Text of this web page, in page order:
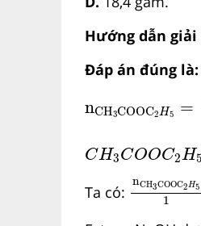
Hướng dẫn giải
Đáp án đúng là:
nCH3COOC2H5 =
CH3COOC2H5
Ta có:
nCH3COOC2 H5
1
nCH3